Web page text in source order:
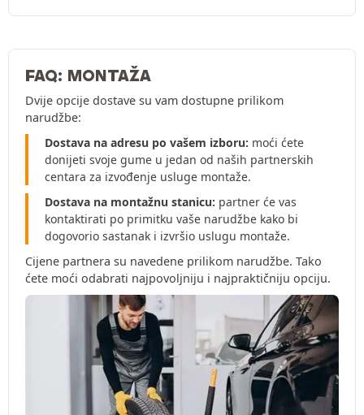
FAQ: MONTAŽA
Dvije opcije dostave su vam dostupne prilikom
narudžbe:
Dostava na adresu po vašem izboru: moći ćete
donijeti svoje gume u jedan od naših partnerskih
centara za izvođenje usluge montaže.
Dostava na montažnu stanicu: partner će vas
kontaktirati po primitku vaše narudžbe kako bi
dogovorio sastanak i izvršio uslugu montaže.
Cijene partnera su navedene prilikom narudžbe. Tako
ćete moći odabrati najpovoljniju i najpraktičniju opciju.